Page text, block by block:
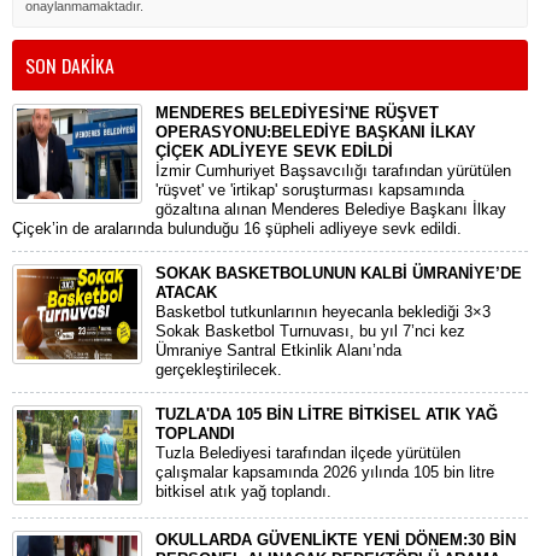
onaylanmamaktadır.
SON DAKİKA
MENDERES BELEDİYESİ'NE RÜŞVET
OPERASYONU:BELEDİYE BAŞKANI İLKAY
ÇİÇEK ADLİYEYE SEVK EDİLDİ
​İzmir Cumhuriyet Başsavcılığı tarafından yürütülen
'rüşvet' ve 'irtikap' soruşturması kapsamında
gözaltına alınan Menderes Belediye Başkanı İlkay
Çiçek’in de aralarında bulunduğu 16 şüpheli adliyeye sevk edildi.
SOKAK BASKETBOLUNUN KALBİ ÜMRANİYE’DE
ATACAK
Basketbol tutkunlarının heyecanla beklediği 3×3
Sokak Basketbol Turnuvası, bu yıl 7’nci kez
Ümraniye Santral Etkinlik Alanı’nda
gerçekleştirilecek.
TUZLA'DA 105 BİN LİTRE BİTKİSEL ATIK YAĞ
TOPLANDI
Tuzla Belediyesi tarafından ilçede yürütülen
çalışmalar kapsamında 2026 yılında 105 bin litre
bitkisel atık yağ toplandı.
OKULLARDA GÜVENLİKTE YENİ DÖNEM:30 BİN